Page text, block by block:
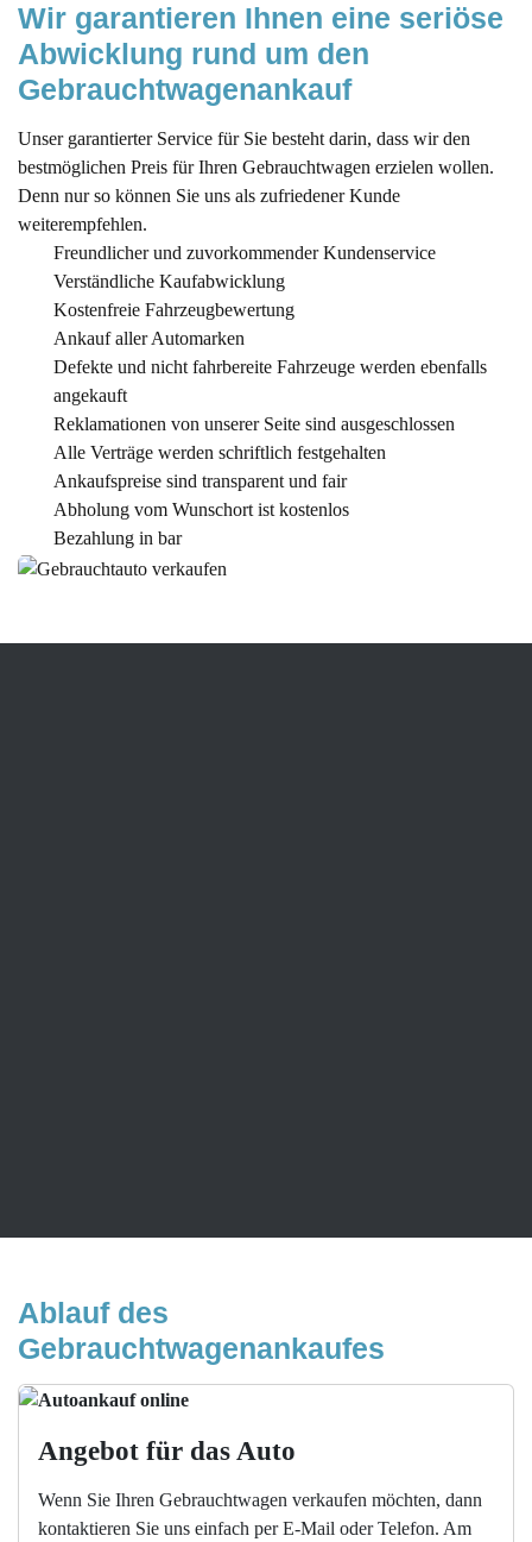
Wir kaufen alle Marken und Modelle ohne
Mängel
Defekte Autos zu einem hervorragenden Preis
Wie viel ist mein Gebrauchtwagen im Ankauf
Weshalb bekomme ich im
Gebrauchtwagenankauf in Darmstadt höhere
Preise als bei einem Verkauf an einem privaten
Käufer?
Ist es sinnvoll, vor dem Verkauf das Auto zu
reparieren?
5 Tipps für einen guten Verkaufsabschluss
Wir versprechen Ihnen diesen Service
Wir garantieren Ihnen eine seriöse
Abwicklung rund um den
Gebrauchtwagenankauf
Unser garantierter Service für Sie besteht darin, dass wir den
bestmöglichen Preis für Ihren Gebrauchtwagen erzielen wollen.
Denn nur so können Sie uns als zufriedener Kunde
weiterempfehlen.
Freundlicher und zuvorkommender Kundenservice
Verständliche Kaufabwicklung
Kostenfreie Fahrzeugbewertung
Ankauf aller Automarken
Defekte und nicht fahrbereite Fahrzeuge werden ebenfalls
angekauft
Reklamationen von unserer Seite sind ausgeschlossen
Alle Verträge werden schriftlich festgehalten
Ankaufspreise sind transparent und fair
Abholung vom Wunschort ist kostenlos
Bezahlung in bar
Ablauf des
Gebrauchtwagenankaufes
Angebot für das Auto
Wenn Sie Ihren Gebrauchtwagen verkaufen möchten, dann
kontaktieren Sie uns einfach per E-Mail oder Telefon. Am